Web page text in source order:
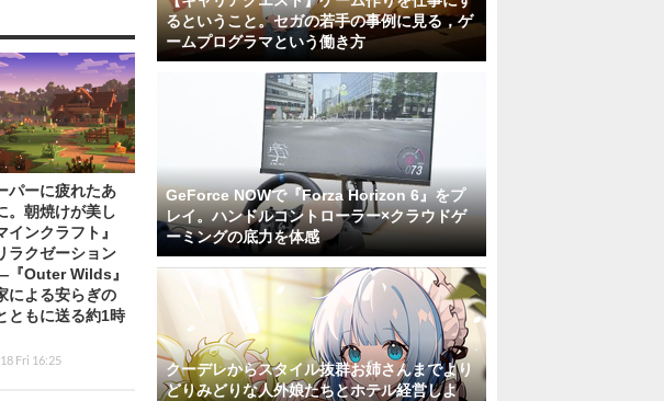
パーに疲れたあ
。朝焼けが美し
インクラフト』
ラクゼーション
『Outer Wilds』
による安らぎの
ともに送る約1時
Fri 16:25
るということ。セガの若手の事例に見る，ゲ
ームプログラマという働き方
GeForce NOWで『Forza Horizon 6』をプ
レイ。ハンドルコントローラー×クラウドゲ
ーミングの底力を体感
クーデレからスタイル抜群お姉さんまでより
どりみどりな人外娘たちとホテル経営しよ